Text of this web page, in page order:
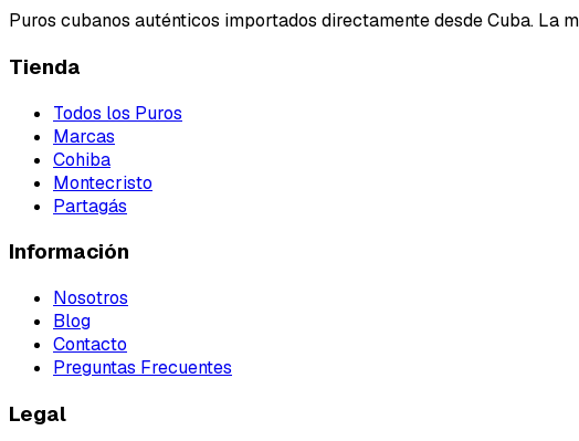
Puros cubanos auténticos importados directamente desde Cuba. La
Tienda
Todos los Puros
Marcas
Cohiba
Montecristo
Partagás
Información
Nosotros
Blog
Contacto
Preguntas Frecuentes
Legal